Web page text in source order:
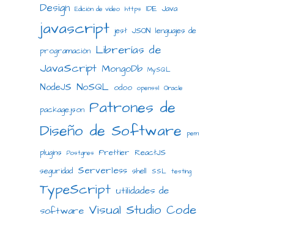
Design Edición de video https IDE Java
javascript jest JSON lenguajes de
programación Librerías de
JavaScript MongoDb MySQL
NodeJS NoSQL odoo openssl Oracle
package.json Patrones de
Diseño de Software
pem
plugins Postgres Prettier ReactJS
seguridad Serverless shell SSL testing
TypeScript utilidades de
software Visual Studio Code